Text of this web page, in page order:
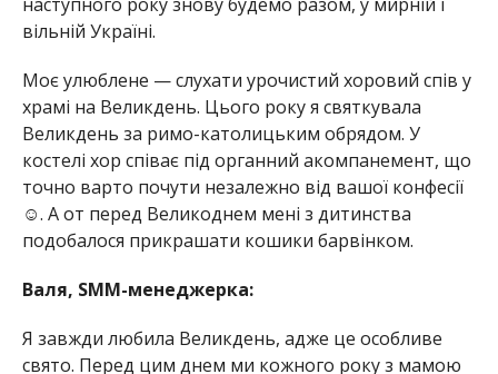
вільній Україні.
Моє улюблене — слухати урочистий хоровий спів у
храмі на Великдень. Цього року я святкувала
Великдень за римо-католицьким обрядом. У
костелі хор співає під органний акомпанемент, що
точно варто почути незалежно від вашої конфесії
☺️. А от перед Великоднем мені з дитинства
подобалося прикрашати кошики барвінком.
Валя, SMM-менеджерка:
Я завжди любила Великдень, адже це особливе
свято. Перед цим днем ми кожного року з мамою